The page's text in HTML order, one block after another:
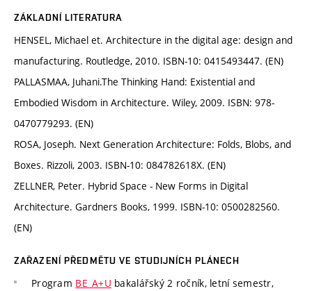
ZÁKLADNÍ LITERATURA
HENSEL, Michael et. Architecture in the digital age: design and
manufacturing. Routledge, 2010. ISBN-10: 0415493447. (EN)
PALLASMAA, Juhani.The Thinking Hand: Existential and
Embodied Wisdom in Architecture. Wiley, 2009. ISBN: 978-
0470779293. (EN)
ROSA, Joseph. Next Generation Architecture: Folds, Blobs, and
Boxes. Rizzoli, 2003. ISBN-10: 084782618X. (EN)
ZELLNER, Peter. Hybrid Space - New Forms in Digital
Architecture. Gardners Books, 1999. ISBN-10: 0500282560.
(EN)
ZAŘAZENÍ PŘEDMĚTU VE STUDIJNÍCH PLÁNECH
Program BE_A+U bakalářský 2 ročník, letní semestr,